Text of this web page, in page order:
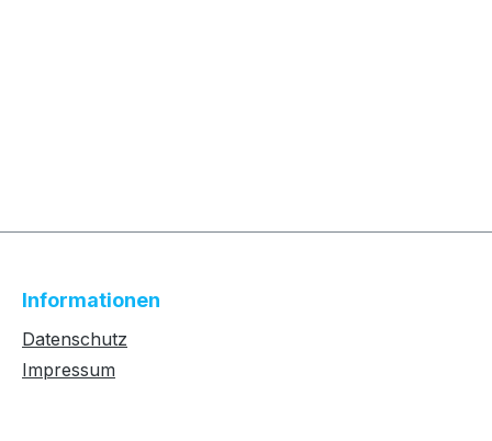
Informationen
Datenschutz
Impressum